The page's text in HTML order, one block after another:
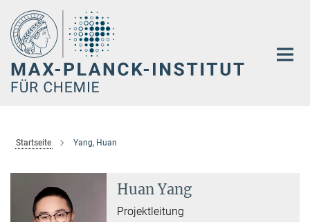
Hauptinhalt
Startseite Yang, Huan
Huan Yang
Projektleitung